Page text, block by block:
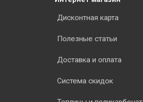
Дисконтная карта
Полезные статьи
Доставка и оплата
Система скидок